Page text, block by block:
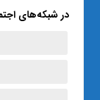
در شبکه‌های